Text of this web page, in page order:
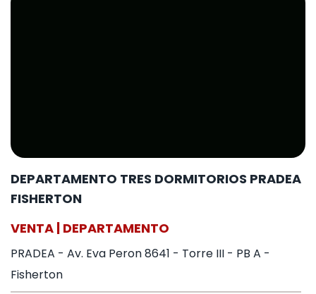
DEPARTAMENTO TRES DORMITORIOS PRADEA
FISHERTON
VENTA | DEPARTAMENTO
PRADEA - Av. Eva Peron 8641 - Torre III - PB A -
Fisherton